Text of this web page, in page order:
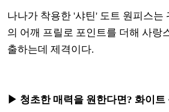
나나가 착용한 '샤틴' 도트 원피스는
의 어깨 프릴로 포인트를 더해 사랑
출하는데 제격이다.
▶ 청초한 매력을 원한다면? 화이트